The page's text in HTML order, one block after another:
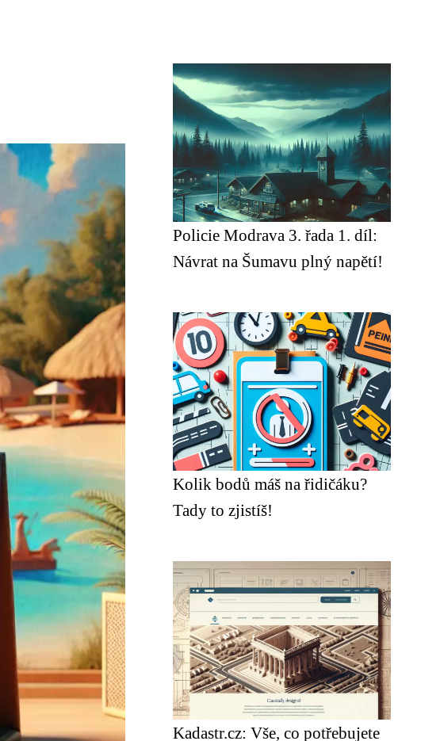
Policie Modrava 3. řada 1. díl:
Návrat na Šumavu plný napětí!
Kolik bodů máš na řidičáku?
Tady to zjistíš!
Kadastr.cz: Vše, co potřebujete